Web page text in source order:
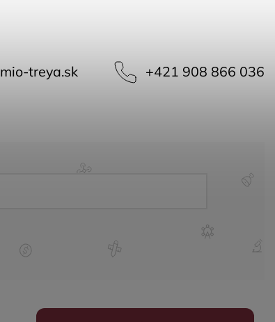
mio-treya.sk +421 908 866 036